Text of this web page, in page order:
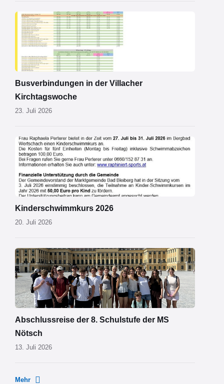
Kirchtagsbus
2026.pdf
Busverbindungen in der Villacher
Kirchtagswoche
23. Juli 2026
Schwimmkurs
2026.jpg
Kinderschwimmkurs 2026
20. Juli 2026
MS
Nötsch
Wien
01.png
Abschlussreise der 8. Schulstufe der MS
Nötsch
13. Juli 2026
Mehr